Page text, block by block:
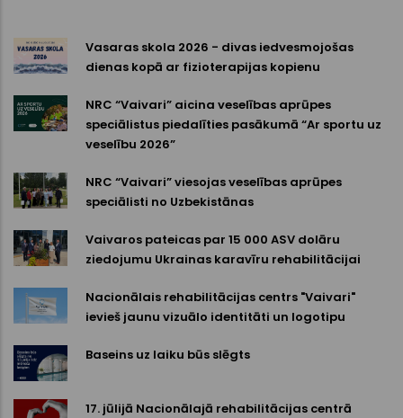
Vasaras skola 2026 - divas iedvesmojošas
dienas kopā ar fizioterapijas kopienu
NRC “Vaivari” aicina veselības aprūpes
speciālistus piedalīties pasākumā “Ar sportu uz
veselību 2026”
NRC “Vaivari” viesojas veselības aprūpes
speciālisti no Uzbekistānas
Vaivaros pateicas par 15 000 ASV dolāru
ziedojumu Ukrainas karavīru rehabilitācijai
Nacionālais rehabilitācijas centrs "Vaivari"
ievieš jaunu vizuālo identitāti un logotipu
Baseins uz laiku būs slēgts
17. jūlijā Nacionālajā rehabilitācijas centrā